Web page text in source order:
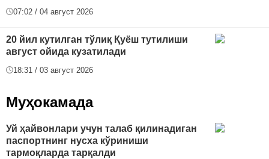
07:02 / 04 август 2026
20 йил кутилган тўлиқ Қуёш тутилиши
август ойида кузатилади
18:31 / 03 август 2026
Муҳокамада
Уй ҳайвонлари учун талаб қилинадиган
паспортнинг нусха кўриниши
тармоқларда тарқалди